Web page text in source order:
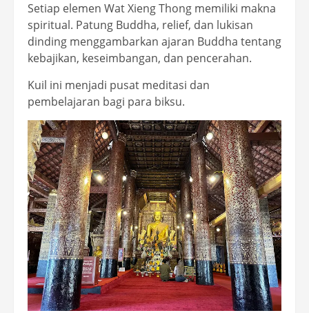
Setiap elemen Wat Xieng Thong memiliki makna
spiritual. Patung Buddha, relief, dan lukisan
dinding menggambarkan ajaran Buddha tentang
kebajikan, keseimbangan, dan pencerahan.
Kuil ini menjadi pusat meditasi dan
pembelajaran bagi para biksu.